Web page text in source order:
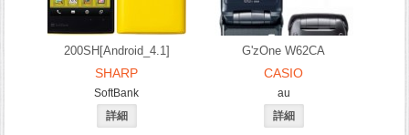
200SH[Android_4.1]
SHARP
SoftBank
G'zOne W62CA
CASIO
au